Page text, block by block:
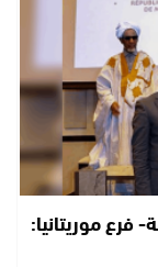
موريتانيا: